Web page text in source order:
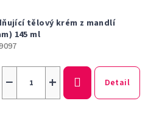
tělový krém z mandlí
145 ml
+
− Detail